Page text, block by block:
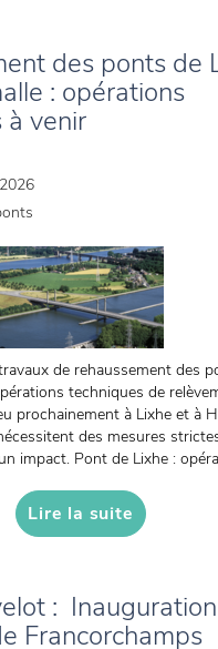
des ponts de
: opérations
à venir
de rehaussement des
techniques de
prochainement à Lixhe et à
des mesures
impact. Pont de Lixhe :
Lire la suite
:
Francorchamps